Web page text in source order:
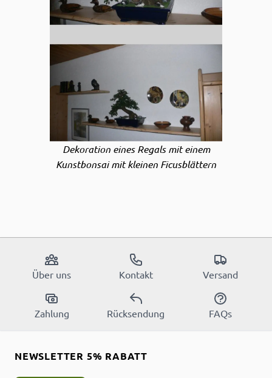
Dekoration eines Regals mit einem
Kunstbonsai mit kleinen Ficusblättern
Über uns Kontakt Versand
Zahlung Rücksendung FAQs
NEWSLETTER 5% RABATT